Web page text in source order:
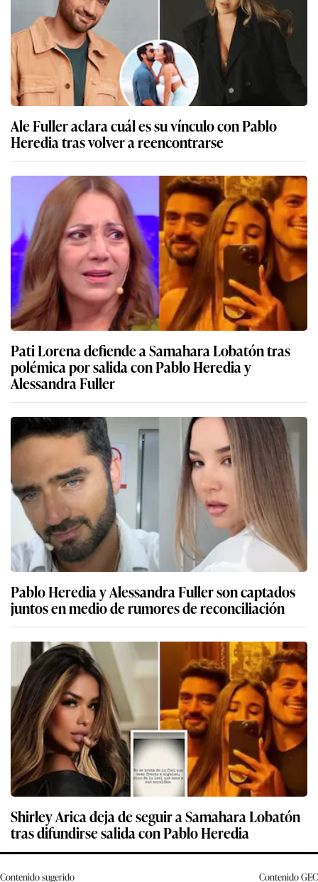
Ale Fuller aclara cuál es su vínculo con Pablo
Heredia tras volver a reencontrarse
Pati Lorena defiende a Samahara Lobatón tras
polémica por salida con Pablo Heredia y
Alessandra Fuller
Pablo Heredia y Alessandra Fuller son captados
juntos en medio de rumores de reconciliación
Shirley Arica deja de seguir a Samahara Lobatón
tras difundirse salida con Pablo Heredia
Contenido sugerido ContenidoGEC